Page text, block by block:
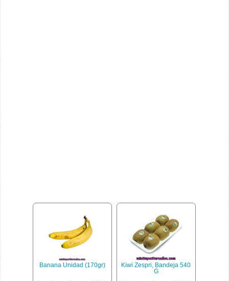
Banana Unidad (170gr)
Kiwi Zespri, Bandeja 540
G